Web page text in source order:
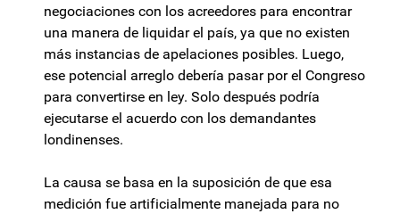
negociaciones con los acreedores para encontrar
una manera de liquidar el país, ya que no existen
más instancias de apelaciones posibles. Luego,
ese potencial arreglo debería pasar por el Congreso
para convertirse en ley. Solo después podría
ejecutarse el acuerdo con los demandantes
londinenses.
La causa se basa en la suposición de que esa
medición fue artificialmente manejada para no